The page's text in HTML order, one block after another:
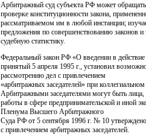
Арбитражный суд субъекта РФ может
проверке конституционности закона,
рассматриваемом им в любой инстанции;
предложения по совершенствованию законов
судебную статистику.
Федеральный закон РФ «О введении в
принятый 5 апреля 1995 г., установил
рассмотрению дел с привлечением
«арбитражных заседателей» при
Арбитражными заседателями могут быть
работы в сфере предпринимательской и иной
Пленума Высшего Арбитражного
Суда РФ от 5 сентября 1996 г. № 10
с привлечением арбитражных заседателей.